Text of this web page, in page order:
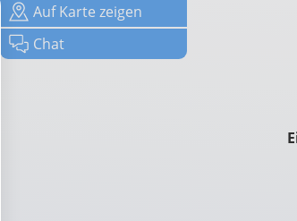
AufKarte zeigen
Chat